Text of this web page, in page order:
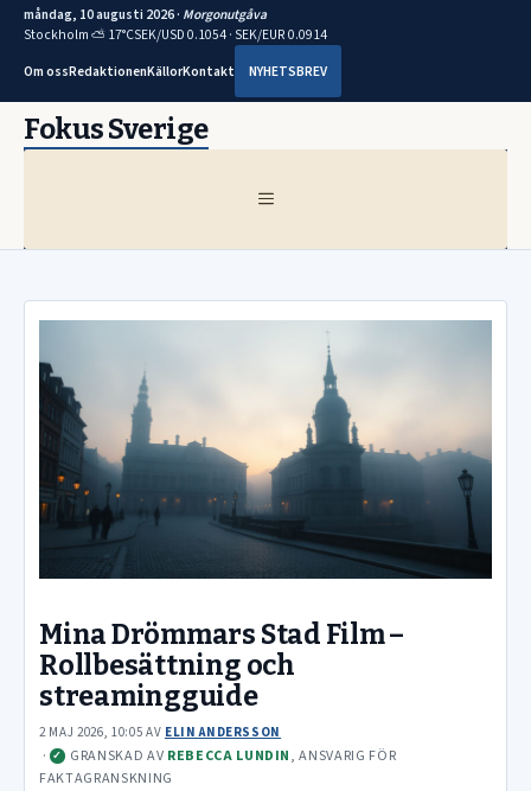
måndag, 10 augusti 2026 · Morgonutgåva
Stockholm ⛅ 17°CSEK/USD 0.1054 · SEK/EUR 0.0914
Om ossRedaktionenKällorKontakt NYHETSBREV
Hoppa
tillFokus Sverige
MENY
Mina Drömmars Stad Film –
Rollbesättning och
streamingguide
2 MAJ 2026, 10:05 AV ELIN ANDERSSON
· ✓ GRANSKAD AV REBECCA LUNDIN, ANSVARIG FÖR
FAKTAGRANSKNING